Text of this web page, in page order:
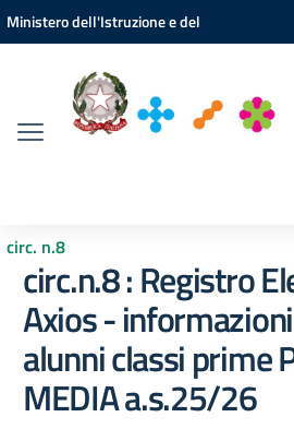
Vai ai contenuti
Vai al menu di navigazione
Vai al footer
Ministero dell'Istruzione e del
circ. n.8
circ.n.8 : Registro
Axios -
alunni classi prime
MEDIA a.s.25/26